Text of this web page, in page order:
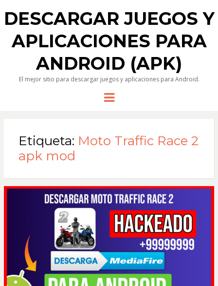
DESCARGAR JUEGOS Y
APLICACIONES PARA
ANDROID (APK)
El mejor sitio para descargar juegos y aplicaciones para Android.
Menu
Etiqueta: Moto Traffic Race 2
apk mod